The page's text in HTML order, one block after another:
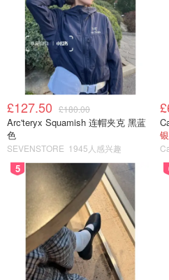
(用手掌的力量揉成一小
在表面，因为隐藏提子表
£127.50 £180.00
Arc'teryx Squamish 连帽夹克 黑蓝
色
SEVENSTORE 1945人感兴趣
5